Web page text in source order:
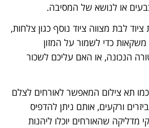
או לנושא של המסיבה.
לבת מצווה ציוד נוסף כגון צלחות,
כדי לשמור על המזון
הנכונה, או האם עליכם לשכור
תא צילום המאפשר לאורחים לצלם
ורקעים, אותם ניתן להדפיס
מדליקה שהאורחים יוכלו ליהנות